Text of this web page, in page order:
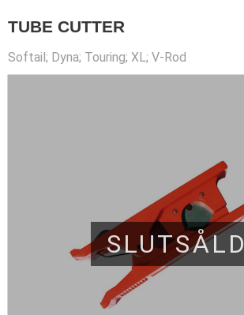
TUBE CUTTER
Softail; Dyna; Touring; XL; V-Rod
SLUTSÅLD